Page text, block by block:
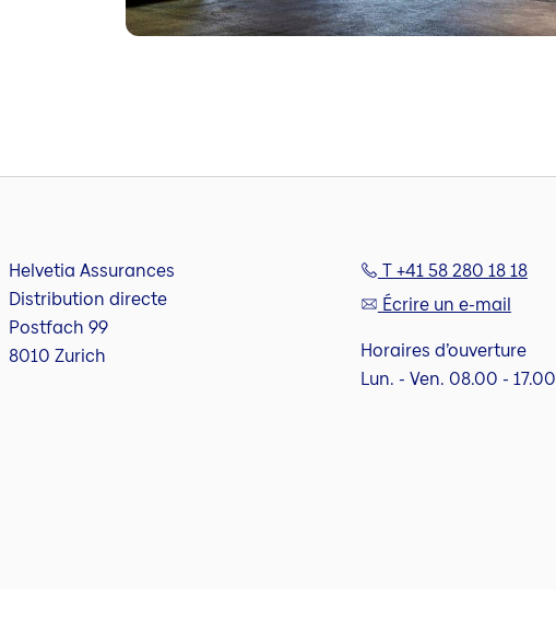
Helvetia Assurances
Distribution directe
Postfach 99
8010 Zurich
T +41 58 280 18 18
Écrire un e-mail
Horaires d’ouverture
Lun. - Ven. 08.00 - 17.00